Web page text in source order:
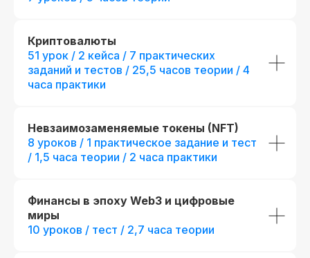
Криптовалюты
51 урок / 2 кейса / 7 практических
заданий и тестов / 25,5 часов теории / 4
часа практики
Невзаимозаменяемые токены (NFT)
8 уроков / 1 практическое задание и тест
/ 1,5 часа теории / 2 часа практики
Финансы в эпоху Web3 и цифровые
миры
10 уроков / тест / 2,7 часа теории
Беспроцентная рассрочка на 18 месяцев
r111106.003/мес
кейсов и сквозной проект
Презентации и конспекты к урокам
Доступ к контенту и обновлениям —
навсегда
Официальный диплом (установленного
образца)
Возможность получить диплом
инструменты: опционы,
инструменты: фьючерсы,
+ отдельный куратор
+ 5 онлайн-встреч 1-на-1
экспертами курса
r140115.004/
Беспроцентная рассрочка